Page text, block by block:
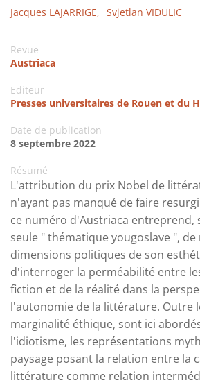
Jacques LAJARRIGE, Svjetlan VIDULIC
Revue
Austriaca
Editeur
Presses universitaires de Rouen et du
Date de publication
8 septembre 2022
Résumé
L'attribution du prix Nobel de
n'ayant pas manqué de faire
ce numéro d'Austriaca entreprend,
seule " thématique yougoslave ",
dimensions politiques de son
d'interroger la perméabilité entre
fiction et de la réalité dans la
l'autonomie de la littérature. Outre
marginalité éthique, sont ici
l'idiotisme, les représentations
paysage posant la relation entre la
littérature comme relation